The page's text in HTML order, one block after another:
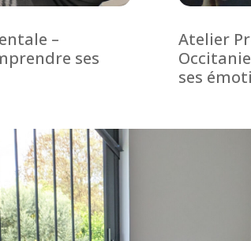
–
ses
Atelier
ses